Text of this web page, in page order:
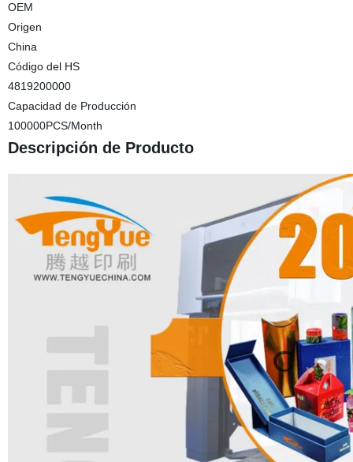
OEM
Origen
China
Código del HS
4819200000
Capacidad de Producción
100000PCS/Month
Descripción de Producto